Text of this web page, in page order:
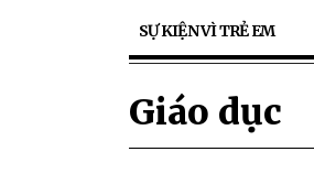
SỰ KIỆN VÌ TRẺ EM
Giáo dục